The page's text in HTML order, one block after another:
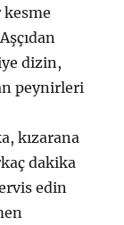
kesme
dizin,
peynirleri
kızarana
dakika
edin